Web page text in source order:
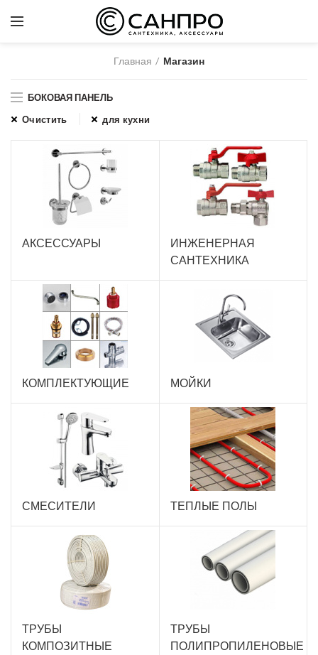
Главная Магазин
БОКОВАЯ ПАНЕЛЬ
Очистить
для кухни
АКСЕССУАРЫ
ИНЖЕНЕРНАЯ
САНТЕХНИКА
КОМПЛЕКТУЮЩИЕ МОЙКИ
СМЕСИТЕЛИ ТЕПЛЫЕ ПОЛЫ
ТРУБЫ
КОМПОЗИТНЫЕ
ТРУБЫ
ПОЛИПРОПИЛЕНОВЫЕ